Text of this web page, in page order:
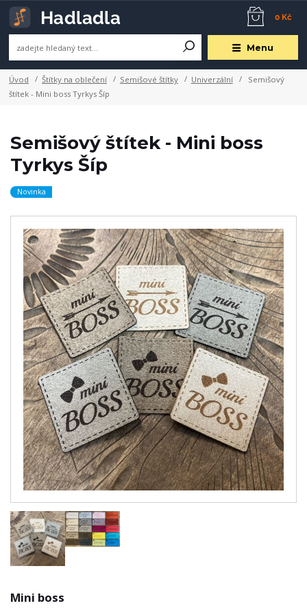
Menu
0 Kč
Úvod Štítky na oblečení Semišové štítky Univerzální
Semišový
štítek - Mini boss Tyrkys Šíp
Semišový štítek - Mini boss
Tyrkys Šíp
Novinka
Mini boss